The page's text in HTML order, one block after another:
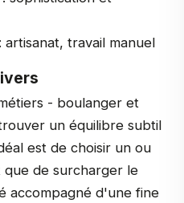
: artisanat, travail manuel
- boulanger et
un équilibre subtil
est de choisir un ou
de surcharger le
accompagné d'une fine